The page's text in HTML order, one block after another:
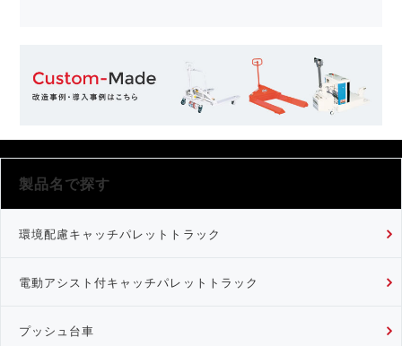
製品名で探す
環境配慮キャッチパレットトラック
電動アシスト付キャッチパレットトラック
プッシュ台車